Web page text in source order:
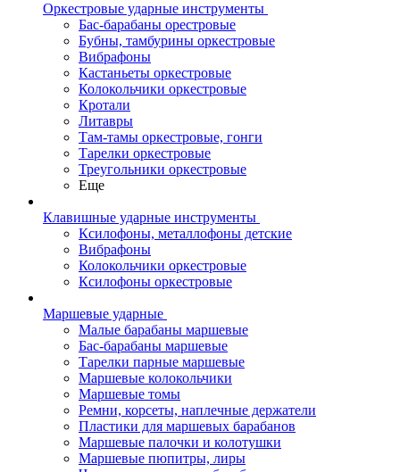
Оркестровые ударные инструменты
Бас-барабаны орестровые
Бубны, тамбурины оркестровые
Вибрафоны
Кастаньеты оркестровые
Колокольчики оркестровые
Кротали
Литавры
Там-тамы оркестровые, гонги
Тарелки оркестровые
Треугольники оркестровые
Еще
Клавишные ударные инструменты
Ксилофоны, металлофоны детские
Вибрафоны
Колокольчики оркестровые
Ксилофоны оркестровые
Маршевые ударные
Малые барабаны маршевые
Бас-барабаны маршевые
Тарелки парные маршевые
Маршевые колокольчики
Маршевые томы
Ремни, корсеты, наплечные держатели
Пластики для маршевых барабанов
Маршевые палочки и колотушки
Маршевые пюпитры, лиры